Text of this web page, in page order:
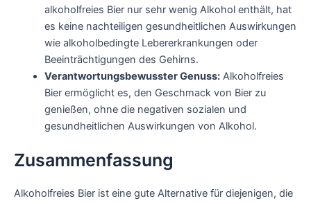
alkoholfreies Bier nur sehr wenig Alkohol enthält, hat
es keine nachteiligen gesundheitlichen Auswirkungen
wie alkoholbedingte Lebererkrankungen oder
Beeinträchtigungen des Gehirns.
Verantwortungsbewusster Genuss:Alkoholfreies
Bier ermöglicht es, den Geschmack von Bier zu
genießen, ohne die negativen sozialen und
gesundheitlichen Auswirkungen von Alkohol.
Zusammenfassung
Alkoholfreies Bier ist eine gute Alternative für diejenigen, die